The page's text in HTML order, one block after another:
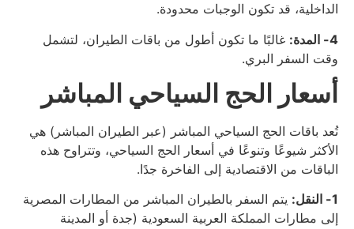
الداخلية، قد تكون الوجبات محدودة.
4- المدة:
غالبًا ما تكون أطول من باقات الطيران، لتشمل
وقت السفر البري.
أسعار الحج السياحي المباشر
تُعد باقات الحج السياحي المباشر (عبر الطيران المباشر) هي
الأكثر شيوعًا وتنوعًا في أسعار الحج السياحي، وتتراوح هذه
الباقات من الاقتصادية إلى الفاخرة جدًا.
1- النقل:
يتم السفر بالطيران المباشر من المطارات المصرية
إلى مطارات المملكة العربية السعودية (جدة أو المدينة